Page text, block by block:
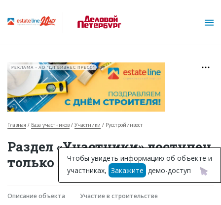
Горячие объекты
База строящихся объектов
Инвестпроекты
РЕКЛАМА • АО "ДП БИЗНЕС ПРЕСС"
Главная База участников Участники Русстройинвест
Раздел «Участники» доступен
только подписчикам
Описание объекта Участие в строительстве
Чтобы увидеть информацию об объекте и
участниках, Закажите демо-доступ